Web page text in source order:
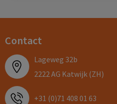
Contact
Lageweg 32b
2222 AG Katwijk (ZH)
+31 (0)71 408 01 63